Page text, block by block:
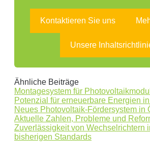
Kontaktieren Sie uns
Unsere
Ähnliche Beiträge
Montagesystem für
Potenzial für erneuerbare Energien
Neues Photovoltaik-Fördersystem in
Aktuelle Zahlen, Probleme und
Zuverlässigkeit von Wechselrichtern
bisherigen Standards